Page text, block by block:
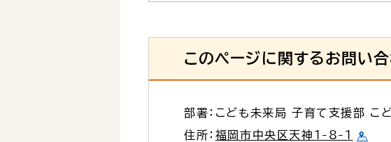
このページに関するお問い
部署：こども未来局 子育て支援部 こ
住所： 福岡市中央区天神1-8-1